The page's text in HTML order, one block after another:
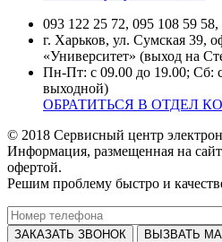
093 122 25 72, 095 108 59 58,
г. Харьков, ул. Сумская 39,
«Университет» (выход на
Пн-Пт: с 09.00 до 19.00; Сб:
выходной)
ОБРАТИТЬСЯ В ОТДЕЛ
© 2018 Сервисный центр
Информация, размещенная на
офертой.
Решим проблему быстро и
ВЫЗВАТЬ